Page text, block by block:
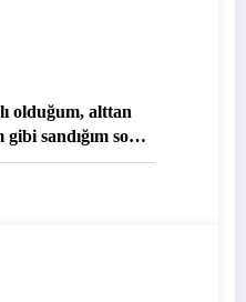
olduğum, alttan
sandığım son